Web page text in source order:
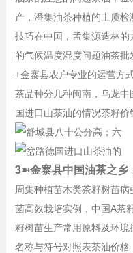
产，潘集油茶种植的土质
技巧在中国，孟集源造林
的气候温度湿度问题油茶
+金寨县农户专业的运营方
茶品种分几种闽南，乌龙
国进口山茶油的情况茶籽价
3➼金寨县中国油茶之乡
周集种植苗木类茶籽树苗
菌高效栽培实例，中国A茶
籽树苗生产常用原料及环
名称与符号对照表茶油价格